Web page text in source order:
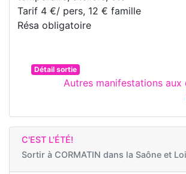
Tarif 4 €/ pers, 12 € famille
Résa obligatoire
Détail sortie
Autres manifestations aux
C'EST L'ÉTÉ!
Sortir à CORMATIN dans la Saône et